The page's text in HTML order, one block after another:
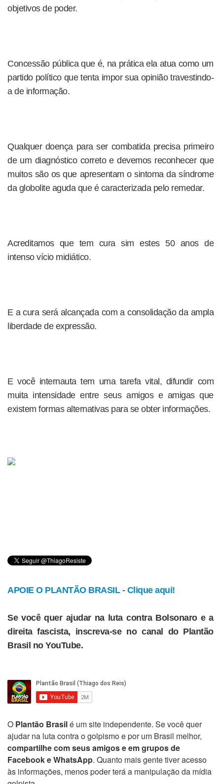
objetivos de poder.
Concessão pública que é, na prática ela atua como um
partido político que tenta impor sua opinião travestindo-
a de informação.
Qualquer doença para ser combatida precisa primeiro
de um diagnóstico correto e devemos reconhecer que
muitos são os que apresentam o sintoma da síndrome
da globolite aguda que é caracterizada pelo remedar.
Acreditamos que tem cura sim estes 50 anos de
intenso vício midiático.
E a cura será alcançada com a consolidação da ampla
liberdade de expressão.
E você internauta tem uma tarefa vital, difundir com
muita intensidade entre seus amigos e amigas que
existem formas alternativas para se obter informações.
APOIE O PLANTÃO BRASIL - Clique aqui!
Se você quer ajudar na luta contra Bolsonaro e a
direita fascista, inscreva-se no canal do Plantão
Brasil no YouTube.
O Plantão Brasilé um site independente. Se você quer
ajudar na luta contra o golpismo e por um Brasil melhor,
compartilhe com seus amigos e em grupos de
Facebook e WhatsApp. Quanto mais gente tiver acesso
às informações, menos poder terá a manipulação da mídia